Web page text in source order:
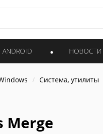
ANDROID НОВОСТИ
Система, утилиты
Merge